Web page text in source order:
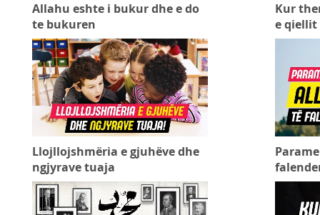
Allahu eshte i bukur dhe e do
te bukuren
Kur
e qiellit
Llojllojshmëria e gjuhëve dhe
ngjyrave tuaja